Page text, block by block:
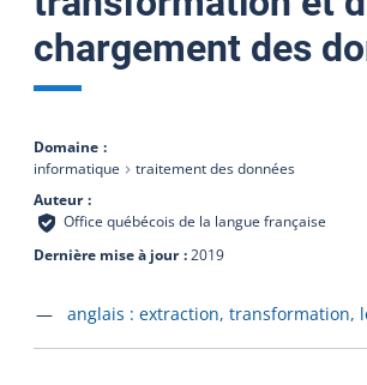
chargement des
Domaine
informatique
traitement des données
Auteur
Office québécois de la langue française
Dernière mise à jour 2019
Accéder à la fiche en
anglais : extraction, transformation,